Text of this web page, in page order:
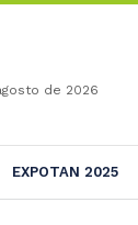
de 2026
EXPOTAN 2025